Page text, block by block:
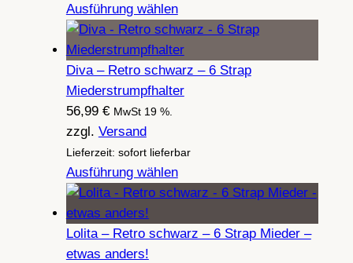
Ausführung wählen
Diva – Retro schwarz – 6 Strap
Miederstrumpfhalter
56,99 € MwSt 19 %.
zzgl. Versand
Lieferzeit: sofort lieferbar
Ausführung wählen
Lolita – Retro schwarz – 6 Strap Mieder –
etwas anders!